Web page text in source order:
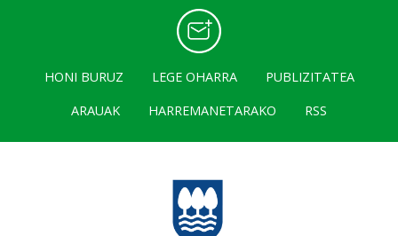
HONI BURUZ LEGE OHARRA
PUBLIZITATEA
ARAUAK
HARREMANETARAKO RSS